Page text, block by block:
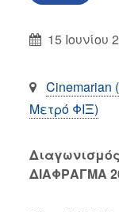
15 Ιουνίου
Cinemarian
Μετρό ΦΙΞ)
ΔΙΑΦΡΑΓΜΑ